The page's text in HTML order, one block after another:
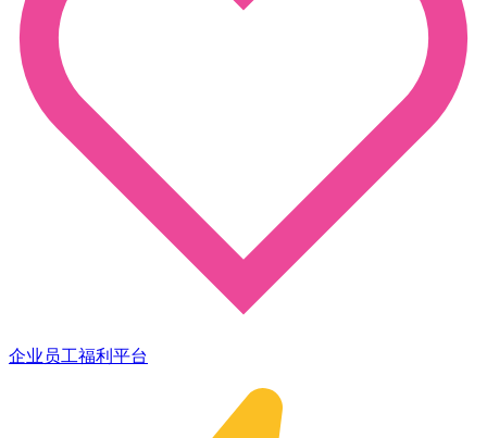
企业员工福利平台